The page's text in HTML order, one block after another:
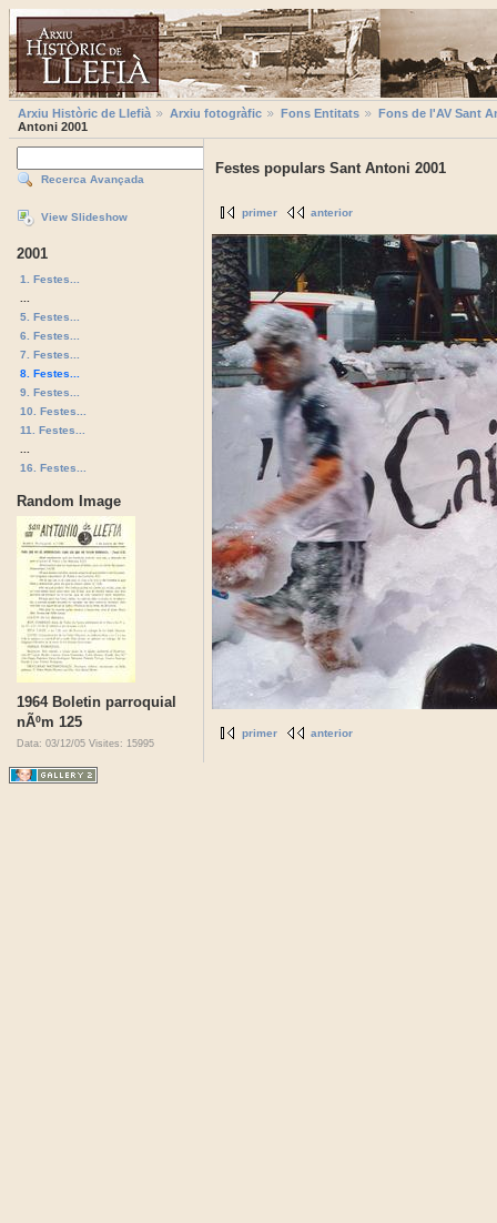
Arxiu Històric de Llefià Arxiu fotogràfic Fons Entitats
Fons de l'AV Sant
Antoni 2001
Recerca Avançada
View Slideshow
2001
1. Festes...
5. Festes...
6. Festes...
7. Festes...
8. Festes...
9. Festes...
10. Festes...
11. Festes...
16. Festes...
Random Image
1964 Boletin parroquial
nÃºm 125
Data: 03/12/05 Visites: 15995
Festes populars Sant Antoni 2001
primer anterior
primer anterior